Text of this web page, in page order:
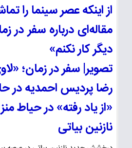
از اینکه عصر سینما را
مقاله‌ای درباره سفر در
دیگر کار نکنم»
تصویر| سفر در زمان؛
رضا پردیس احمدیه در
«از یاد رفته» در حیاط
نازنین بیاتی